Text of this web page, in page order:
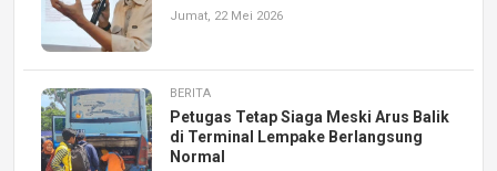
Jumat, 22 Mei 2026
BERITA
Petugas Tetap Siaga Meski Arus Balik
di Terminal Lempake Berlangsung
Normal